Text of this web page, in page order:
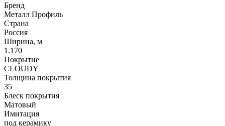
Бренд
Металл Профиль
Страна
Россия
Ширина, м
1.170
Покрытие
CLOUDY
Толщина покрытия
35
Блеск покрытия
Матовый
Имитация
под керамику